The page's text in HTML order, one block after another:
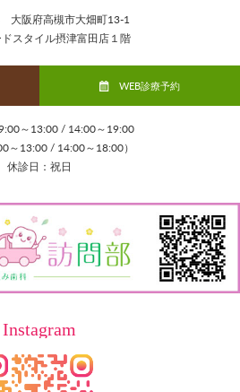
大阪府高槻市大畑町13-1
スタイル摂津富田店１階
WEB診療予約
～13:00 / 14:00～19:00
～13:00 / 14:00～18:00）
休診日：祝日
Instagram